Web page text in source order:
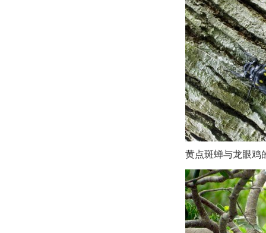
黄点斑蝉与龙眼鸡